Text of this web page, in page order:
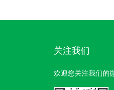
关注我们
欢迎您关注我们的